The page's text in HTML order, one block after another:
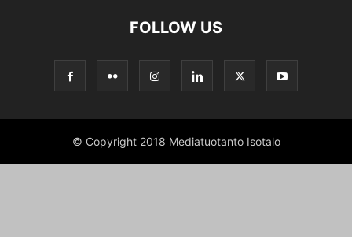
FOLLOW US
© Copyright 2018 Mediatuotanto Isotalo